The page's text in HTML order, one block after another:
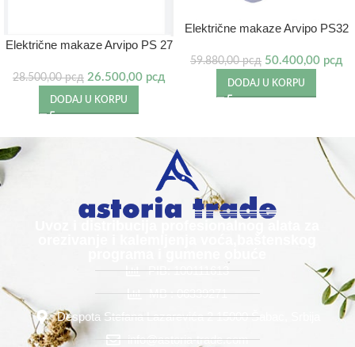
Električne makaze Arvipo PS 27
28.500,00рсд 26.500,00 рсд
DODAJ U KORPU
Električne makaze Arvipo PS32
59.880,00рсд 50.400,00 рсд
DODAJ U KORPU
PIB: 100111613
MB : 06339271
Despota Stefana Lazarevića 2 15000 Šabac, Srbija
info@astoria-trade.com